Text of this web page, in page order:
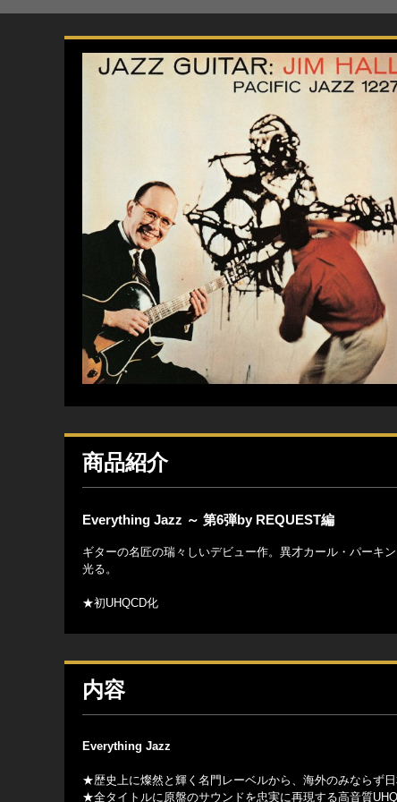
商品紹介
Everything Jazz ～ 第6弾by REQUEST編
ギターの名匠の瑞々しいデビュー作。異才カール・パーキ
光る。
★初UHQCD化
内容
Everything Jazz
★歴史上に燦然と輝く名門レーベルから、海外のみならず
★全タイトルに原盤のサウンドを忠実に再現する高音質